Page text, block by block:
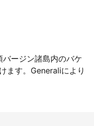
ージン諸島内のバケ
ます。Generaliにより